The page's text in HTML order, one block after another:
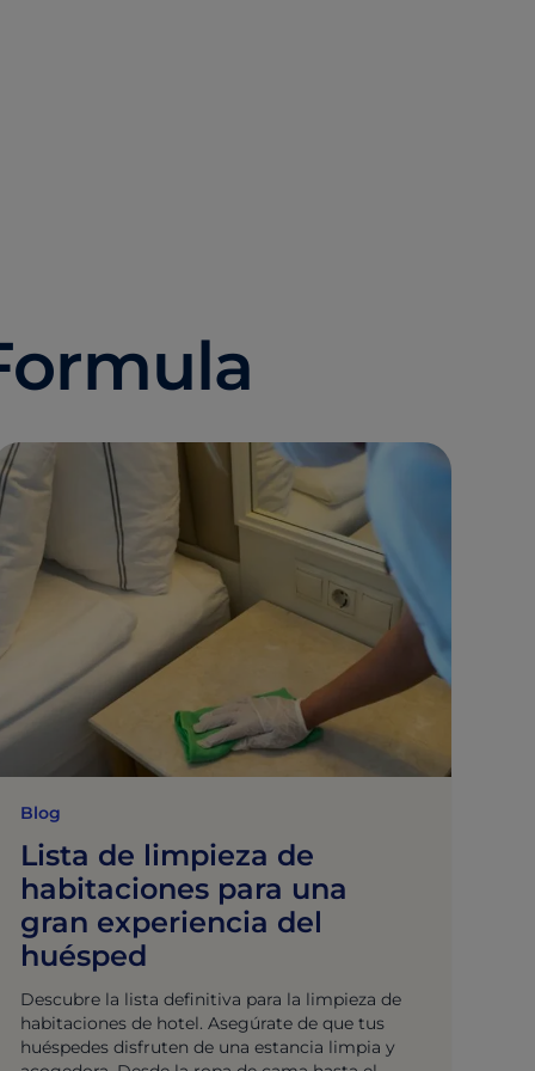
Blog
Lista de limpieza de
habitaciones para una
gran experiencia del
huésped
Descubre la lista definitiva para la limpieza de
habitaciones de hotel. Asegúrate de que tus
huéspedes disfruten de una estancia limpia y